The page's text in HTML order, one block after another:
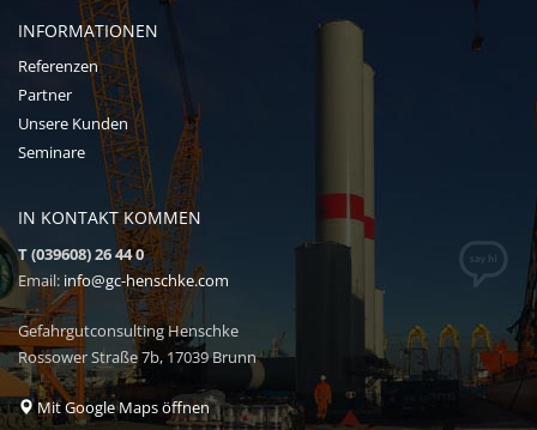
INFORMATIONEN
Referenzen
Partner
Unsere Kunden
Seminare
IN KONTAKT KOMMEN
T (039608) 26 44 0
Email: info@gc-henschke.com
Gefahrgutconsulting Henschke
Rossower Straße 7b, 17039 Brunn
Mit Google Maps öffnen